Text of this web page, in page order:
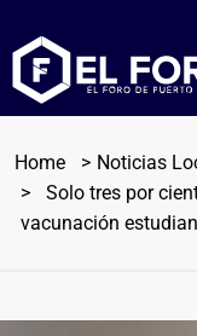
Home
Noticias
Solo tres por
vacunación